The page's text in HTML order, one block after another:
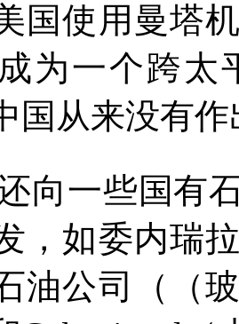
国使用曼塔
为一个跨太
国从来没有
向一些国有
，如委内瑞
油公司（（